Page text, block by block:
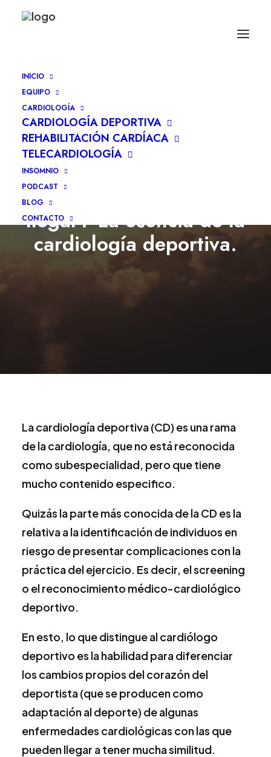
INICIO
EQUIPO
CARDIOLOGÍA
CARDIOLOGÍA DEPORTIVA
REHABILITACIÓN CARDÍACA
TELECARDIOLOGÍA
INSOMNIO
PODCAST
BLOG
CONTACTO
Dr. ¿Hasta donde puedo
llegar? La esencia de la
cardiología deportiva.
La cardiología deportiva (CD) es una rama
de la cardiología, que no está reconocida
como subespecialidad, pero que tiene
mucho contenido especifico.
Quizás la parte más conocida de la CD es la
relativa a la identificación de individuos en
riesgo de presentar complicaciones con la
práctica del ejercicio. Es decir, el screening
o el reconocimiento médico-cardiológico
deportivo.
En esto, lo que distingue al cardiólogo
deportivo es la habilidad para diferenciar
los cambios propios del corazón del
deportista (que se producen como
adaptación al deporte) de algunas
enfermedades cardiológicas con las que
pueden llegar a tener mucha similitud.